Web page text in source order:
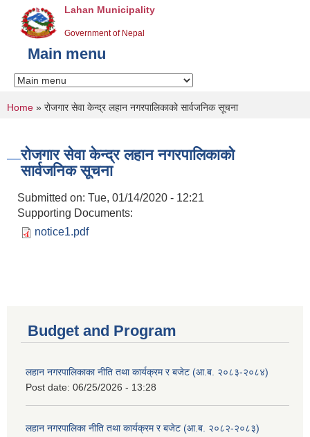
Lahan Municipality
Government of Nepal
Main menu
You are here
Home » रोजगार सेवा केन्द्र लहान नगरपालिकाको सार्वजनिक सूचना
रोजगार सेवा केन्द्र लहान नगरपालिकाको
सार्वजनिक सूचना
Submitted on: Tue, 01/14/2020 - 12:21
Supporting Documents:
notice1.pdf
Budget and Program
लहान नगरपालिकाका नीति तथा कार्यक्रम र बजेट (आ.ब. २०८३-२०८४)
Post date: 06/25/2026 - 13:28
लहान नगरपालिका नीति तथा कार्यक्रम र बजेट (आ.ब. २०८२-२०८३)